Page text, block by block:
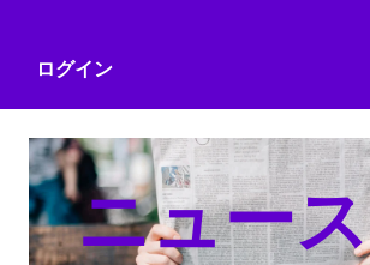
ログイン
ニュース